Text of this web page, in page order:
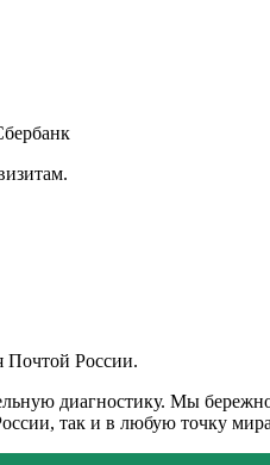
Почтой России.
диагностику. Мы
так и в любую точку